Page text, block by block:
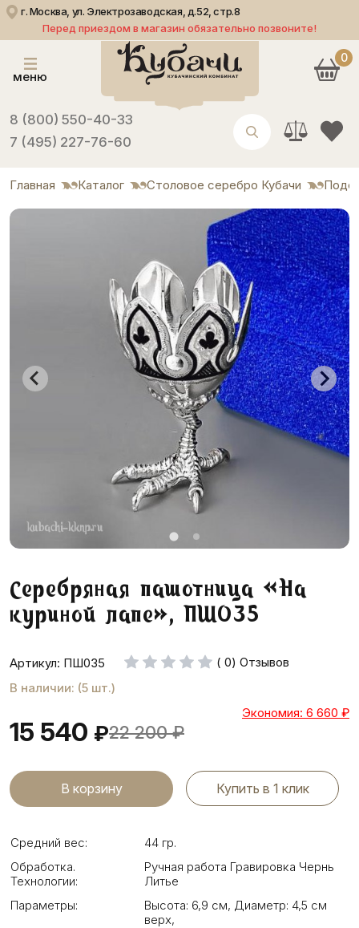
г. Москва, ул. Электрозаводская, д.52, стр.8
Перед приездом в магазин обязательно позвоните!
меню
8 (800) 550-40-33
7 (495) 227-76-60
0
Главная Каталог Столовое серебро Кубачи
Серебряная пашотница «На
куриной лапе», ПШ035
Артикул: ПШ035
( 0) Отзывов
В наличии: (5 шт.)
15 540 ₽22 200 ₽
Экономия: 6 660 ₽
Купить в 1 клик
Средний вес:
44 гр.
Обработка.
Технологии:
Ручная работа Гравировка Чернь
Литье
Параметры:
Высота: 6,9 см, Диаметр: 4,5 см
верх,